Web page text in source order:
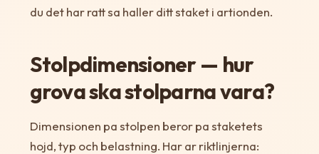
du det har ratt sa haller ditt staket i artionden.
Stolpdimensioner — hur
grova ska stolparna vara?
Dimensionen pa stolpen beror pa staketets
hojd, typ och belastning. Har ar riktlinjerna: